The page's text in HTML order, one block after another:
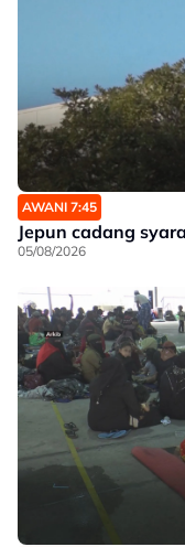
AWANI 7:45
Jepun cadang
05/08/2026